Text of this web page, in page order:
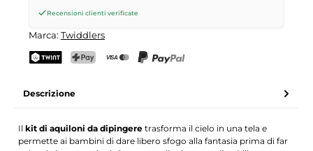
Recensioni clienti verificate
Marca: Twiddlers
Descrizione
Ilkit di aquiloni da dipingere trasforma il cielo in una tela e
permette ai bambini di dare libero sfogo alla fantasia prima di far